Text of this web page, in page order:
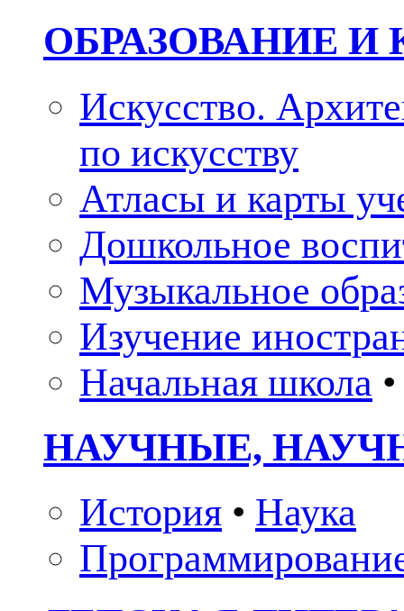
ОБРАЗОВАНИЕ И
Искусство.
по искусству
Атласы и карты
Дошкольное
Музыкальное
Изучение
Начальная школа •
НАУЧНЫЕ,
История • Наука